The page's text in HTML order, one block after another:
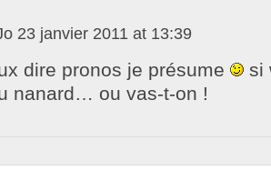
23 janvier 2011 at 13:39
dire pronos je présume
si
nanard… ou vas-t-on !